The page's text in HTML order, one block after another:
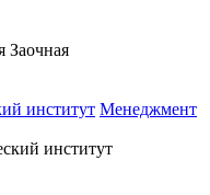
Заочная
институт Менеджмент